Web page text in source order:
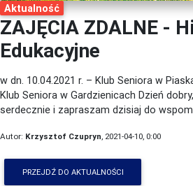
Aktualność
ZAJĘCIA ZDALNE -
Edukacyjne
w dn. 10.04.2021 r. – Klub Seniora w
Klub Seniora w Gardzienicach Dzień
serdecznie i zapraszam dzisiaj do
Autor: Krzysztof Czupryn , 2021-04-10, 0:00
PRZEJDŹ DO AKTUALNOŚCI